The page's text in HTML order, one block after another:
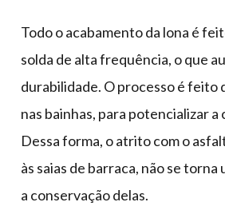
Todo o acabamento da lona é
solda de alta frequência, o que
durabilidade. O processo é feito
nas bainhas, para potencializar a
Dessa forma, o atrito com o
às saias de barraca, não se torna
a conservação delas.